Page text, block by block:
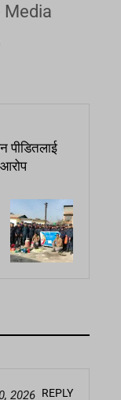
Media
पीडितलाई
2026 REPLY